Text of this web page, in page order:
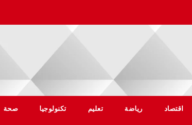
اقتصاد رياضة تعليم تكنولوجيا صحة